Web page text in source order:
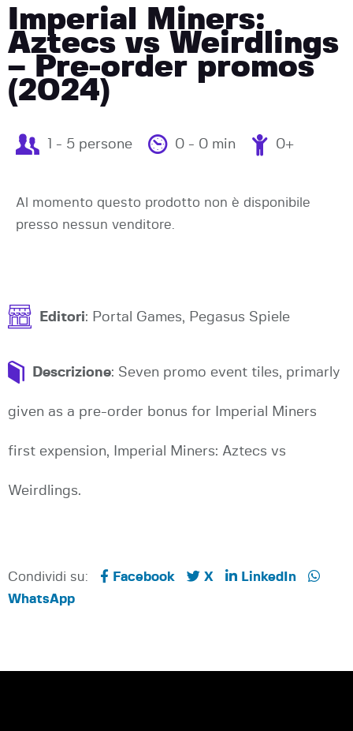
Imperial Miners:
Aztecs vs Weirdlings
– Pre-order promos
(2024)
1 - 5 persone 0 - 0 min 0+
Al momento questo prodotto non è disponibile
presso nessun venditore.
Editori: Portal Games, Pegasus Spiele
Descrizione: Seven promo event tiles, primarly
given as a pre-order bonus for Imperial Miners
first expension, Imperial Miners: Aztecs vs
Weirdlings.
Condividi su: Facebook X
LinkedIn
WhatsApp